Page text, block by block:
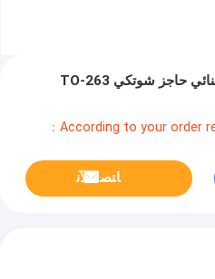
SBT30L150DC 30A150V ثنائي حاجز شوتكي TO-263
MOQ：
ﺎﺘﺼﻟ ﺍﻶﻧ